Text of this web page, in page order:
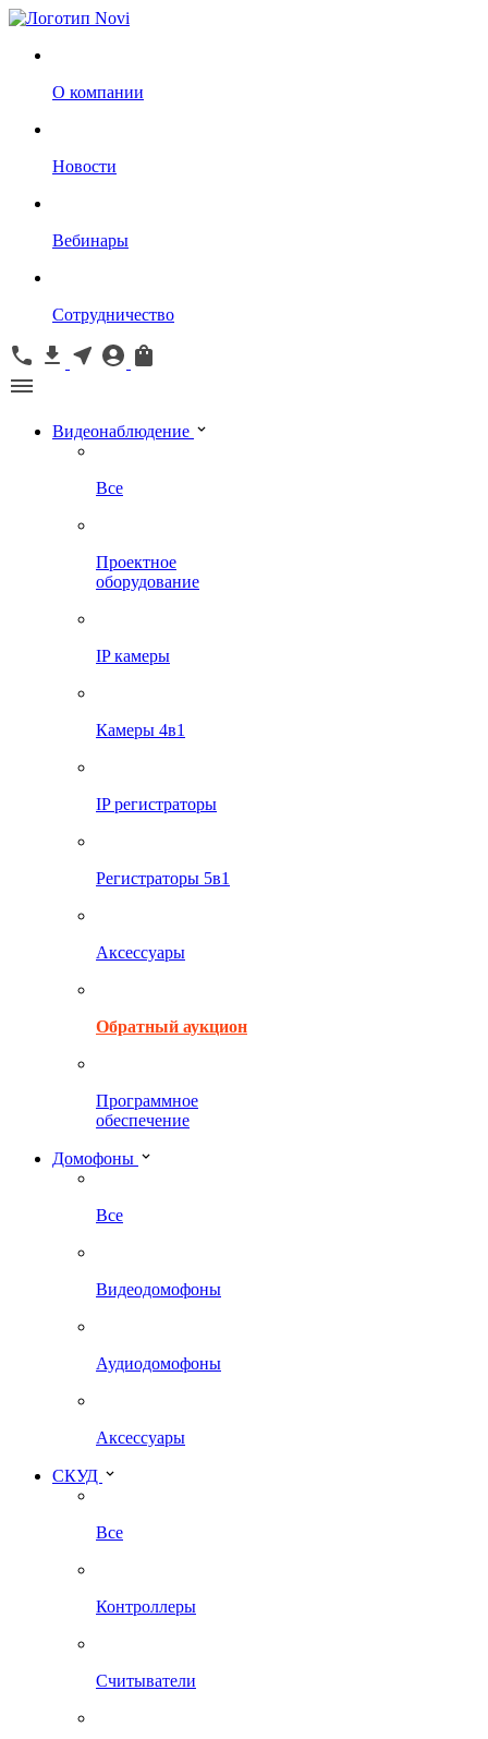
О компании
Новости
Вебинары
Сотрудничество
Видеонаблюдение
Все
Проектное
оборудование
IP камеры
Камеры 4в1
IP регистраторы
Регистраторы 5в1
Аксессуары
Обратный аукцион
Программное
обеспечение
Домофоны
Все
Видеодомофоны
Аудиодомофоны
Аксессуары
СКУД
Все
Контроллеры
Считыватели